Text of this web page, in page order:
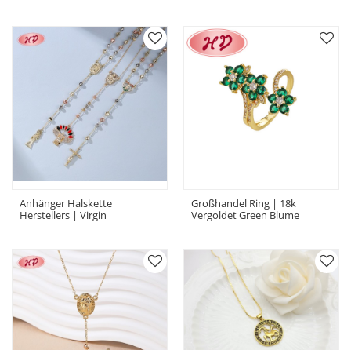
Anhänger Halskette
Herstellers | Virgin
Großhandel Ring | 18k
Vergoldet Green Blume